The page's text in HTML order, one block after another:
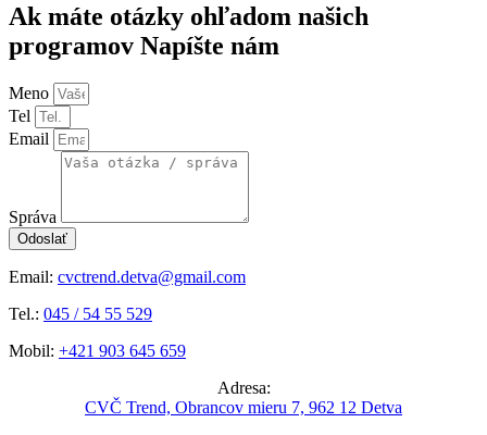
Ak máte otázky ohľadom našich
programov Napíšte nám
Meno
Tel
Email
Správa
Odoslať
Email: cvctrend.detva@gmail.com
Tel.: 045 / 54 55 529
Mobil: +421 903 645 659
Adresa:
CVČ Trend, Obrancov mieru 7, 962 12 Detva